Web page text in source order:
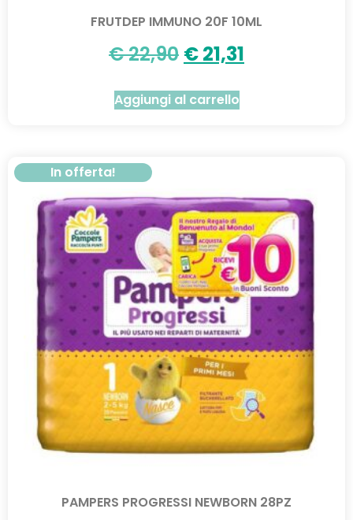
FRUTDEP IMMUNO 20F 10ML
€22,90 €21,31
Aggiungi al carrello
In offerta!
PAMPERS PROGRESSI NEWBORN 28PZ